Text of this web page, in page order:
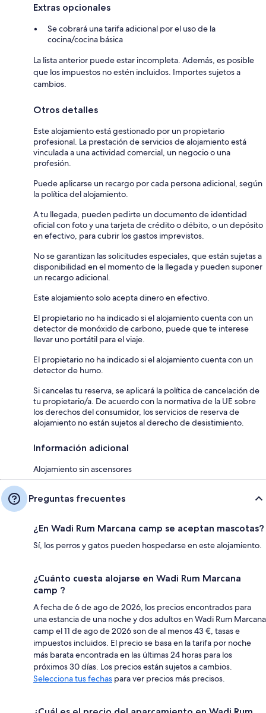
Extras opcionales
Se cobrará una tarifa adicional por el uso de la
cocina/cocina básica
La lista anterior puede estar incompleta. Además, es posible
que los impuestos no estén incluidos. Importes sujetos a
cambios.
Otros detalles
Este alojamiento está gestionado por un propietario
profesional. La prestación de servicios de alojamiento está
vinculada a una actividad comercial, un negocio o una
profesión.
Puede aplicarse un recargo por cada persona adicional, según
la política del alojamiento.
A tu llegada, pueden pedirte un documento de identidad
oficial con foto y una tarjeta de crédito o débito, o un depósito
en efectivo, para cubrir los gastos imprevistos.
No se garantizan las solicitudes especiales, que están sujetas a
disponibilidad en el momento de la llegada y pueden suponer
un recargo adicional.
Este alojamiento solo acepta dinero en efectivo.
El propietario no ha indicado si el alojamiento cuenta con un
detector de monóxido de carbono, puede que te interese
llevar uno portátil para el viaje.
El propietario no ha indicado si el alojamiento cuenta con un
detector de humo.
Si cancelas tu reserva, se aplicará la política de cancelación de
tu propietario/a. De acuerdo con la normativa de la UE sobre
los derechos del consumidor, los servicios de reserva de
alojamiento no están sujetos al derecho de desistimiento.
Información adicional
Alojamiento sin ascensores
Preguntas frecuentes
¿En Wadi Rum Marcana camp se aceptan mascotas?
Sí, los perros y gatos pueden hospedarse en este alojamiento.
¿Cuánto cuesta alojarse en Wadi Rum Marcana
camp ?
A fecha de 6 de ago de 2026, los precios encontrados para
una estancia de una noche y dos adultos en Wadi Rum Marcana
camp el 11 de ago de 2026 son de al menos 43 €, tasas e
impuestos incluidos. El precio se basa en la tarifa por noche
más barata encontrada en las últimas 24 horas para los
próximos 30 días. Los precios están sujetos a cambios.
Selecciona tus fechas para ver precios más precisos.